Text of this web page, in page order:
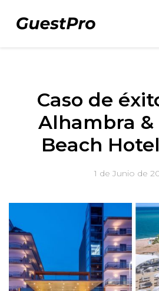
Caso de
Alhambra &
Beach
1 de Junio de